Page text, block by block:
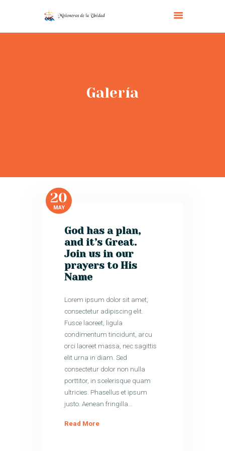
Galería
MISIONERAS DE LA UNIDAD
FUNDADOR
20
MAY
God has a plan,
and it’s Great.
Join us in our
prayers to His
Name
Lorem ipsum dolor sit amet,
consectetur adipiscing elit.
Fusce laoreet, ligula
condimentum tincidunt, arcu
orci laoreet massa, nec sagittis
elit urna in diam. Sed
consectetur dolor non nulla
porttitor, in scelerisque quam
ultricies. Phasellus et ipsum
justo. Aenean fringilla…
Read More